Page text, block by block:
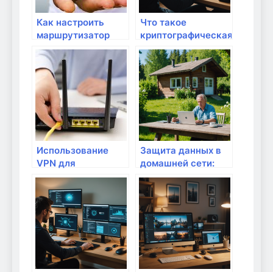
Как настроить
маршрутизатор
для безопасности
домашней сети
Что такое
криптографическая
защита и как ее
применять дома:
простое
руководство для
безопасного
интернета
Использование
VPN для
безопасного
удаленного
доступа к
домашней сети
Защита данных в
домашней сети:
ваш личный гайд